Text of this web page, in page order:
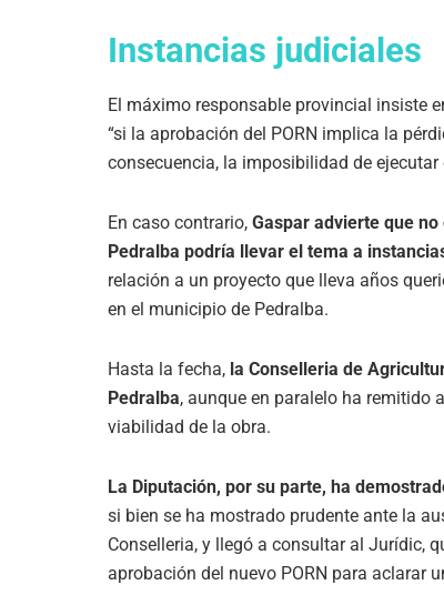
Instancias judiciales
El máximo responsable provincial insiste
“si la aprobación del PORN implica la
consecuencia, la imposibilidad de ejecutar
En caso contrario, Gaspar advierte que
Pedralba podría llevar el tema a
relación a un proyecto que lleva años
en el municipio de Pedralba.
Hasta la fecha, la Conselleria de
Pedralba, aunque en paralelo ha remitido
viabilidad de la obra.
La Diputación, por su parte, ha
si bien se ha mostrado prudente ante la
Conselleria, y llegó a consultar al Jurídic,
aprobación del nuevo PORN para aclarar